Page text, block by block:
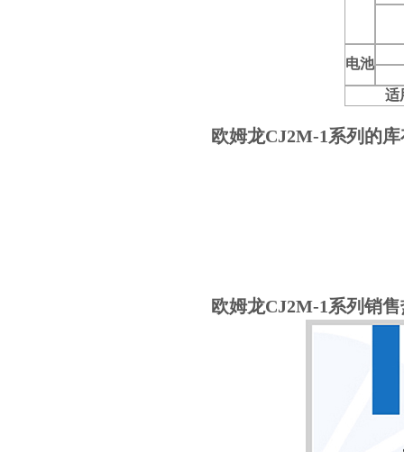
电池
适
欧姆龙CJ2M-1系列的
欧姆龙CJ2M-1系列销